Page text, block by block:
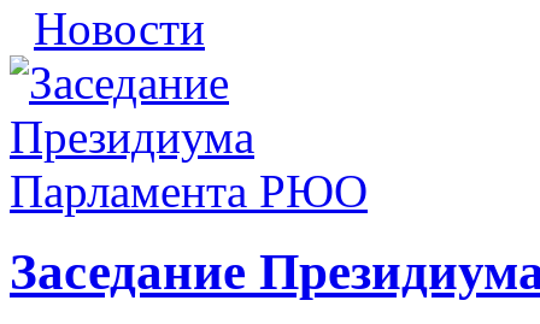
Новости
Заседание